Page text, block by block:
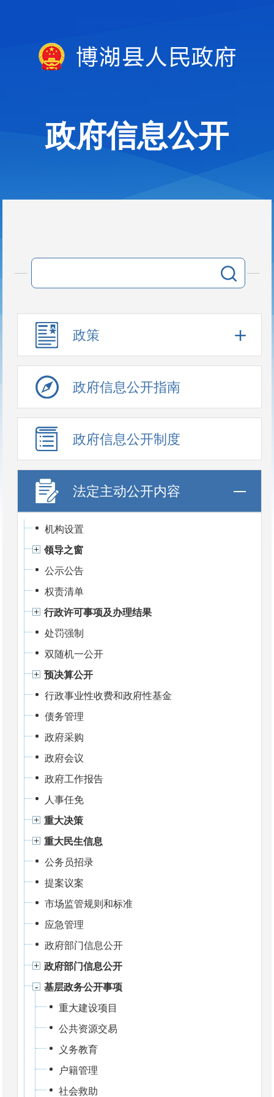
政府信息公开
政策
政府信息公开指南
政府信息公开制度
法定主动公开内容
机构设置
领导之窗
公示公告
权责清单
行政许可事项及办理结果
处罚强制
双随机一公开
预决算公开
行政事业性收费和政府性基金
债务管理
政府采购
政府会议
政府工作报告
人事任免
重大决策
重大民生信息
公务员招录
提案议案
市场监管规则和标准
应急管理
政府部门信息公开
政府部门信息公开
基层政务公开事项
重大建设项目
公共资源交易
义务教育
户籍管理
社会救助